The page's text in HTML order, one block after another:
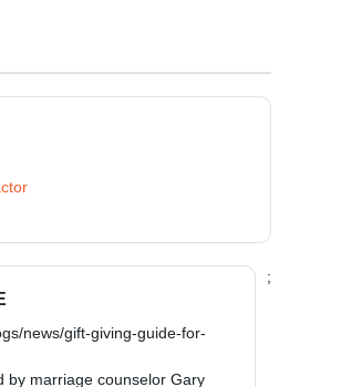
news/gift-giving-guide-for-
by marriage counselor Gary
;